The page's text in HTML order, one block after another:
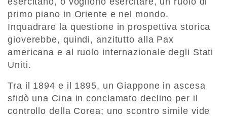
primo piano in Oriente e nel mondo.
Inquadrare la questione in prospettiva storica
gioverebbe, quindi, anzitutto alla Pax
americana e al ruolo internazionale degli Stati
Uniti.
Tra il 1894 e il 1895, un Giappone in ascesa
sfidò una Cina in conclamato declino per il
controllo della Corea; uno scontro simile vide